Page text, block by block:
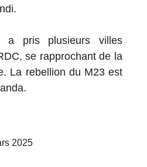
pris plusieurs villes
se rapprochant de la
La rebellion du M23 est
2025